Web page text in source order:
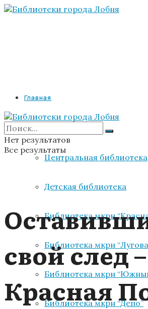
Главная
Библиотеки
Центральная библиотека
Детская библиотека
Библиотека мкрн
Библиотека мкрн
Библиотека мкрн
Библиотека мкрн “Депо”
Нет результатов
Все результаты
свой след –
Красная